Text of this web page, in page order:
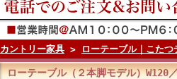
カントリー家具 > ローテーブル｜こたつ
ローテーブル（２本脚モデル）